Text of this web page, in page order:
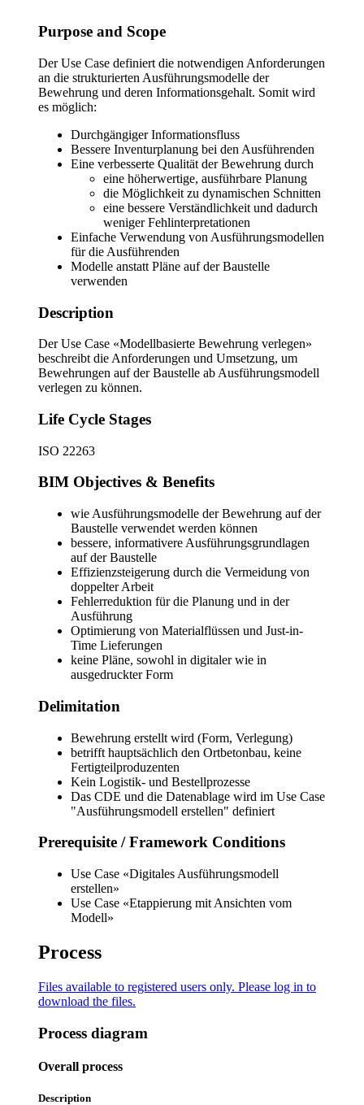
Purpose and Scope
Der Use Case definiert die notwendigen Anforderungen
an die strukturierten Ausführungsmodelle der
Bewehrung und deren Informationsgehalt. Somit wird
es möglich:
Durchgängiger Informationsfluss
Bessere Inventurplanung bei den Ausführenden
Eine verbesserte Qualität der Bewehrung durch
eine höherwertige, ausführbare Planung
die Möglichkeit zu dynamischen Schnitten
eine bessere Verständlichkeit und dadurch
weniger Fehlinterpretationen
Einfache Verwendung von Ausführungsmodellen
für die Ausführenden
Modelle anstatt Pläne auf der Baustelle
verwenden
Description
Der Use Case «Modellbasierte Bewehrung verlegen»
beschreibt die Anforderungen und Umsetzung, um
Bewehrungen auf der Baustelle ab Ausführungsmodell
verlegen zu können.
Life Cycle Stages
ISO 22263
BIM Objectives & Benefits
wie Ausführungsmodelle der Bewehrung auf der
Baustelle verwendet werden können
bessere, informativere Ausführungsgrundlagen
auf der Baustelle
Effizienzsteigerung durch die Vermeidung von
doppelter Arbeit
Fehlerreduktion für die Planung und in der
Ausführung
Optimierung von Materialflüssen und Just-in-
Time Lieferungen
keine Pläne, sowohl in digitaler wie in
ausgedruckter Form
Delimitation
Bewehrung erstellt wird (Form, Verlegung)
betrifft hauptsächlich den Ortbetonbau, keine
Fertigteilproduzenten
Kein Logistik- und Bestellprozesse
Das CDE und die Datenablage wird im Use Case
"Ausführungsmodell erstellen" definiert
Prerequisite / Framework Conditions
Use Case «Digitales Ausführungsmodell
erstellen»
Use Case «Etappierung mit Ansichten vom
Modell»
Process
Files available to registered users only. Please log in to
download the files.
Process diagram
Overall process
Description